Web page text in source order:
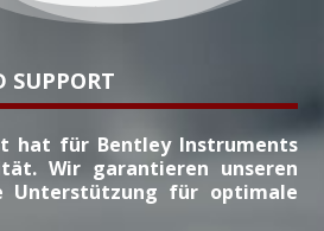
SUPPORT
hat für Bentley Instruments
Wir garantieren unseren
Unterstützung für optimale